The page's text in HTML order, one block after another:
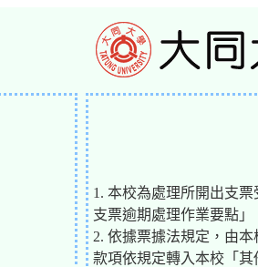
1. 本校為處理所開出支
支票逾期處理作業要點
2. 依據票據法規定，由
款項依規定轉入本校「